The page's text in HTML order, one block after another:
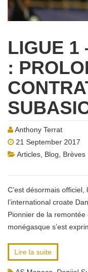
LIGUE 1
:
Anthony Terrat
21 September 2017
Articles Blog
Brèves
C’est désormais
l’international croate
Pionnier de la
monégasque s’est
Lire la suite